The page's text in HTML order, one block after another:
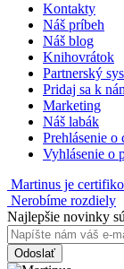
Kontakty
Náš príbeh
Náš blog
Knihovrátok
Partnerský
Pridaj sa k
Marketing
Náš labák
Prehlásenie o
Vyhlásenie o
Martinus je
Nerobíme rozdiely
Najlepšie novinky
Odoslať